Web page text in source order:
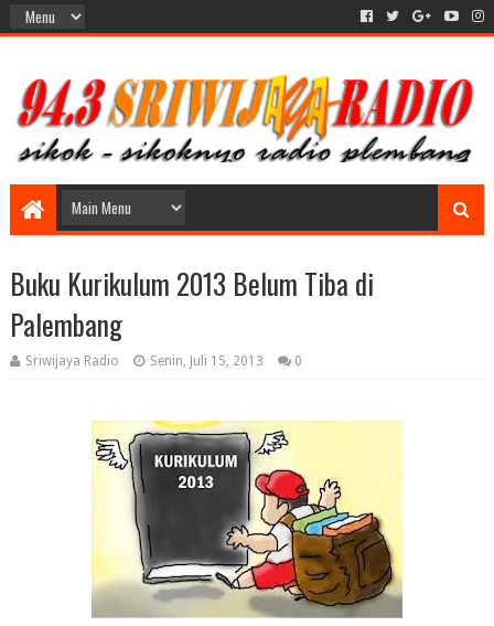
Buku Kurikulum 2013 Belum Tiba di
Palembang
Sriwijaya Radio Senin, Juli 15, 2013 0